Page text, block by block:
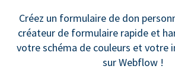
Créez un formulaire de don
créateur de formulaire rapide et
votre schéma de couleurs et votre
sur Webflow !